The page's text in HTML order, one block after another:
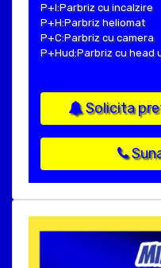
P+I:Parbriz cu incalzire
P+H:Parbriz heliomat
P+C:Parbriz cu camera
P+Hud:Parbriz cu head
Solicita